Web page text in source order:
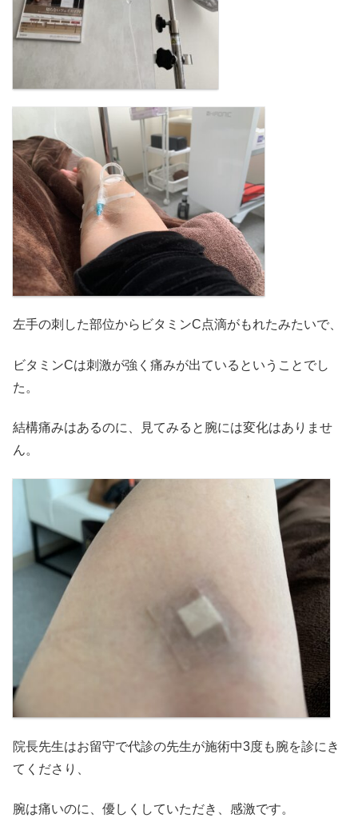
左手の刺した部位からビタミンC点滴がもれたみたいで、
ビタミンCは刺激が強く痛みが出ているということでし
た。
結構痛みはあるのに、見てみると腕には変化はありませ
ん。
院長先生はお留守で代診の先生が施術中3度も腕を診にき
てくださり、
腕は痛いのに、優しくしていただき、感激です。